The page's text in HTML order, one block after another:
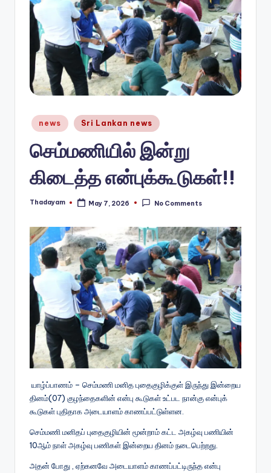
s.
Posted
in
news Sri Lankan news
செம்மணியில் இன்று
கிடைத்த என்புக்கூடுகள்!!
Posted
Thadayam May 7, 2026 No Comments
யாழ்ப்பாணம் – செம்மணி மனித புதைகுழிக்குள் இருந்து இன்றைய
தினம்(07) குழந்தைகளின் என்பு கூடுகள் உட்பட நான்கு என்புக்
கூடுகள் புதிதாக அடையாளம் காணப்பட்டுள்ளன.
செம்மணி மனிதப் புதைகுழியின் மூன்றாம் கட்ட அகழ்வு பணியின்
10ஆம் நாள் அகழ்வு பணிகள் இன்றைய தினம் நடைபெற்றது.
அதன் போது , ஏற்கனவே அடையாளம் காணப்பட்டிருந்த என்பு